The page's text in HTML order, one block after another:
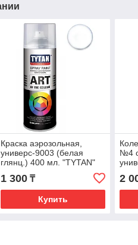
Краска аэрозольная,
универс-9003 (белая
глянц.) 400 мл. "TYTAN"
1 300₸
Купить
№4
2